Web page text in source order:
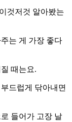
것저것 알아봤는
는 게 가장 좋다
때는요.
드럽게 닦아내면
들어가 고장 날